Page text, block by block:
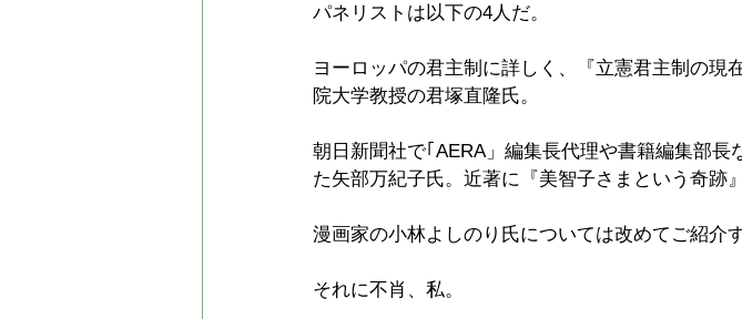
パネリストは以下の4人だ。
ヨーロッパの君主制に詳しく、『立憲君主制の現
院大学教授の君塚直隆氏。
朝日新聞社で｢AERA」編集長代理や書籍編集部
た矢部万紀子氏。近著に『美智子さまという奇跡
漫画家の小林よしのり氏については改めてご紹介
それに不肖、私。